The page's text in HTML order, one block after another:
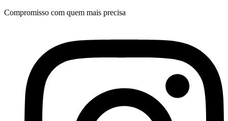
Ir
Compromisso com quem mais precisa